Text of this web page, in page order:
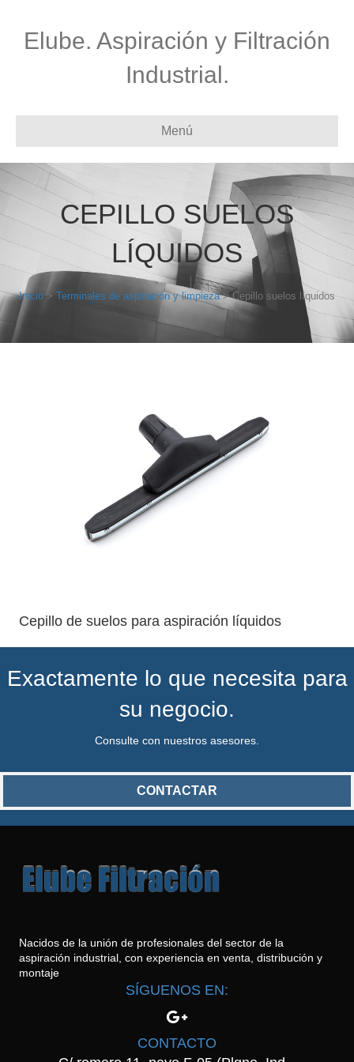
Elube. Aspiración y Filtración
Industrial.
Menú
CEPILLO SUELOS
LÍQUIDOS
Inicio > Terminales de aspiración y limpieza> Cepillo suelos líquidos
Cepillo de suelos para aspiración líquidos
Exactamente lo que necesita para
su negocio.
Consulte con nuestros asesores.
CONTACTAR
Nacidos de la unión de profesionales del sector de la
aspiración industrial, con experiencia en venta, distribución y
montaje
SÍGUENOS EN:
CONTACTO